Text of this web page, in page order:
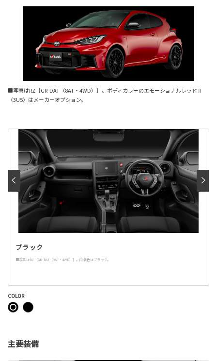
■写真はRZ［GR-DAT（8AT・4WD）］。ボディカラーのエモーショナルレッドⅡ
〈3U5〉はメーカーオプション。
ブラック
■写真はRZ［GR-DAT（8AT・4WD）］。内装色はブラック。
COLOR
主要装備